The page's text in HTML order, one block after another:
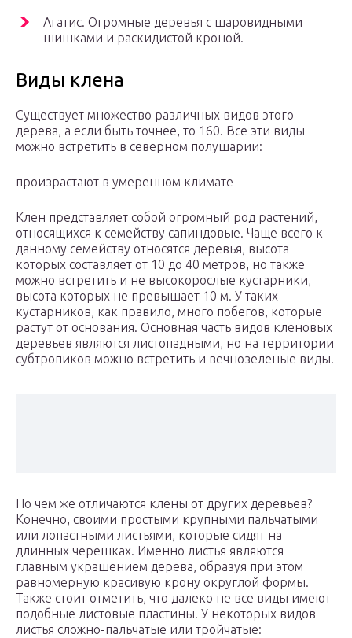
Агатис. Огромные деревья с шаровидными
шишками и раскидистой кроной.
Виды клена
Существует множество различных видов этого
дерева, а если быть точнее, то 160. Все эти виды
можно встретить в северном полушарии:
произрастают в умеренном климате
Клен представляет собой огромный род растений,
относящихся к семейству сапиндовые. Чаще всего к
данному семейству относятся деревья, высота
которых составляет от 10 до 40 метров, но также
можно встретить и не высокорослые кустарники,
высота которых не превышает 10 м. У таких
кустарников, как правило, много побегов, которые
растут от основания. Основная часть видов кленовых
деревьев являются листопадными, но на территории
субтропиков можно встретить и вечнозеленые виды.
Но чем же отличаются клены от других деревьев?
Конечно, своими простыми крупными пальчатыми
или лопастными листьями, которые сидят на
длинных черешках. Именно листья являются
главным украшением дерева, образуя при этом
равномерную красивую крону округлой формы.
Также стоит отметить, что далеко не все виды имеют
подобные листовые пластины. У некоторых видов
листья сложно-пальчатые или тройчатые: